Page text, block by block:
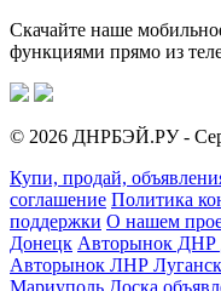
Скачайте наше
функциями прямо из
© 2026 ДНРБЭЙ.РУ -
Купи, продай,
соглашение Политика
поддержки О нашем
Донецк Авторынок ДНР
Авторынок ЛНР Луганск
Мариуполь Доска